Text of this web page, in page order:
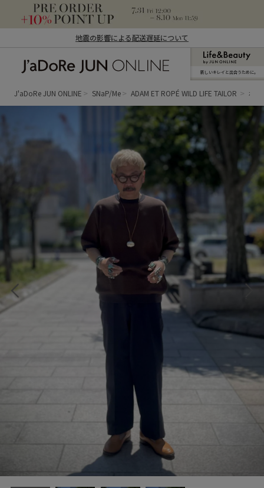
地震の影響による配送遅延について
ン オンライン）
新しいキレイと出合うために。
J'aDoRe JUN ONLINE SNaP/Me ADAM ET ROPÉ WILD LIFE TAILOR 札